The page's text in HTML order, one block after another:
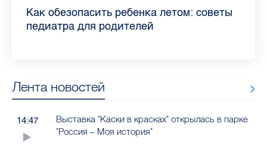
Piter.TV находится в ТОП-10 рейтинга
самых цитируемых СМИ Петербурга и
Прививки, анализы и личная гигиена:
врач Елизаветинской больницы
Как обезопасить ребенка летом: советы
педиатра для родителей
Проходные баллы в вузах СПб — 2026:
где самый высокий и самый низкий
Врач назвала неожиданные причины
воспаления ахиллова сухожилия летом
Декрет без потери дохода: эксперт
рассказала о возможностях для
Что такое рассеянный склероз: невролог
Елизаветинской больницы ответила на
Бамбл с вишней и лимонад с имбирем:
какие напитки можно приготовить дома
Лента новостей
14:47
Выставка "Каски в красках" открылась в парке
"Россия – Моя история"